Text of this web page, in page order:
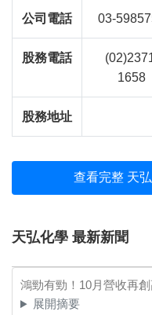
公司電話 03-
股務電話
1658
股務地址
查看完整 天
天弘化學 最新新聞
鴻勁有勁！10月營收再創
展開摘要